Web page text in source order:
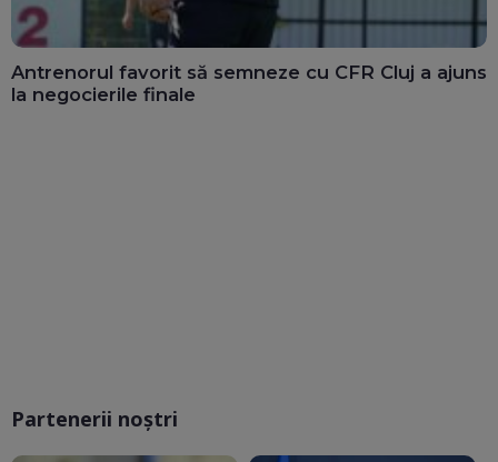
Antrenorul favorit să semneze cu CFR Cluj a ajuns
la negocierile finale
Partenerii noștri